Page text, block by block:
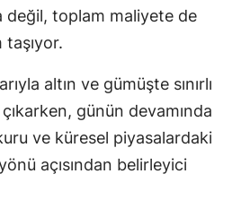
değil, toplam maliyete de
altın ve gümüşte sınırlı
günün devamında
ve küresel piyasalardaki
açısından belirleyici